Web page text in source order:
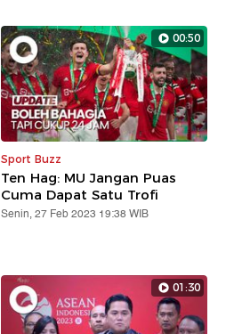
00:50
Sport Buzz
Ten Hag: MU Jangan Puas
Cuma Dapat Satu Trofi
Senin, 27 Feb 2023 19:38 WIB
01:30